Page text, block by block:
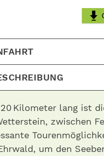
20 Kilometer lang ist
zwischen
um den